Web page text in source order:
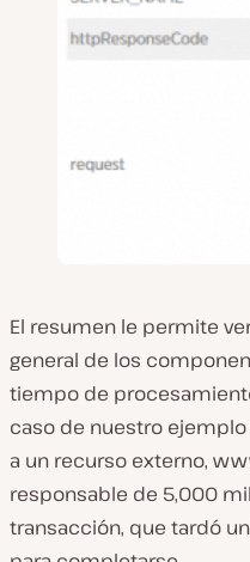
El resumen le permite
general de los
tiempo de
caso de nuestro
a un recurso externo,
responsable de 5,000
transacción, que tardó